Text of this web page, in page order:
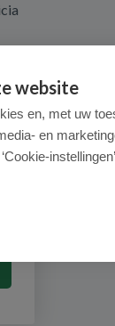
website
en, met uw
en